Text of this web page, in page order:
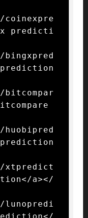
predicti
xtpredict
a></
lunopredi